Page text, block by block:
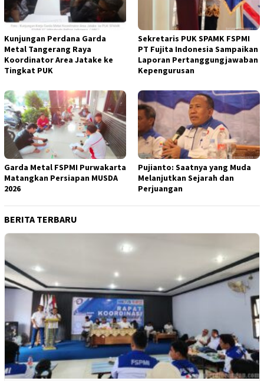
Kunjungan Perdana Garda
Metal Tangerang Raya
Koordinator Area Jatake ke
Tingkat PUK
Sekretaris PUK SPAMK FSPMI
PT Fujita Indonesia Sampaikan
Laporan Pertanggungjawaban
Kepengurusan
Garda Metal FSPMI Purwakarta
Matangkan Persiapan MUSDA
2026
Pujianto: Saatnya yang Muda
Melanjutkan Sejarah dan
Perjuangan
BERITA TERBARU